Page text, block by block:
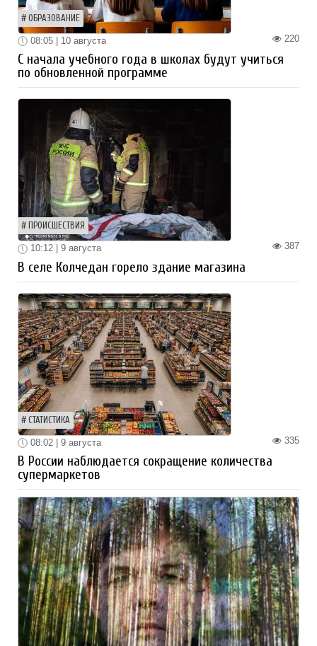
ОБРАЗОВАНИЕ
220
08:05 | 10 августа
С начала учебного года в школах будут учиться
по обновленной программе
ПРОИСШЕСТВИЯ
387
10:12 | 9 августа
В селе Колчедан горело здание магазина
СТАТИСТИКА
335
08:02 | 9 августа
В России наблюдается сокращение количества
супермаркетов